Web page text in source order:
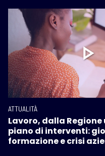
ATTUALITÀ
Lavoro, dalla Regione
piano di interventi:
formazione e crisi